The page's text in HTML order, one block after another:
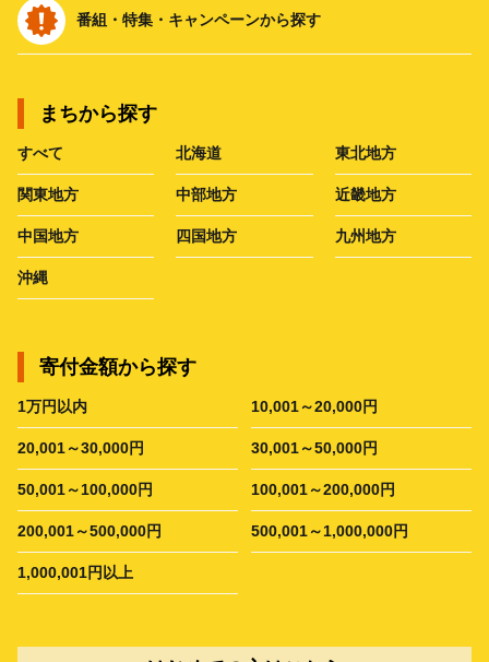
番組・特集・キャンペーンから探す
まちから探す
すべて 北海道 東北地方
関東地方 中部地方 近畿地方
中国地方 四国地方 九州地方
沖縄
寄付金額から探す
1万円以内 10,001～20,000円
20,001～30,000円 30,001～50,000円
50,001～100,000円 100,001～200,000円
200,001～500,000円 500,001～1,000,000円
1,000,001円以上